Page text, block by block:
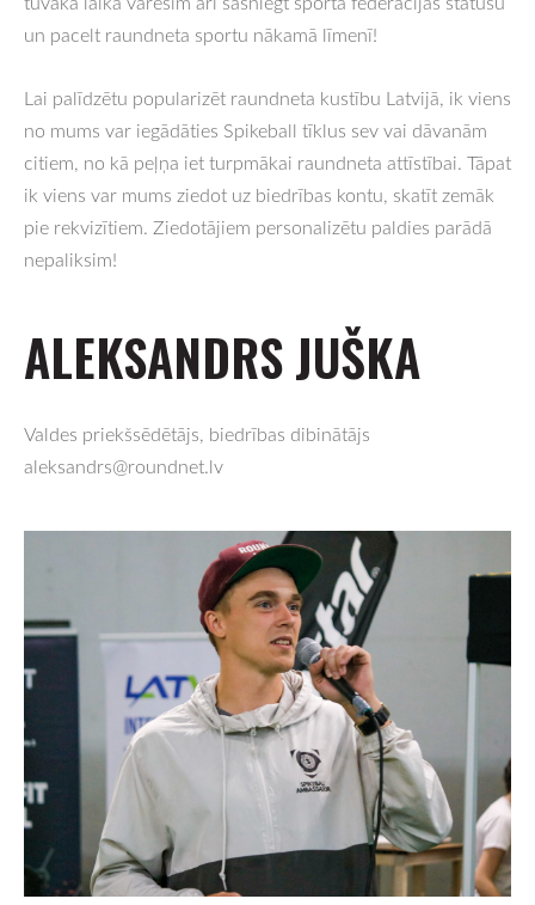
un pacelt raundneta sportu nākamā līmenī!
Lai palīdzētu popularizēt raundneta kustību Latvijā, ik viens
no mums var iegādāties Spikeball tīklus sev vai dāvanām
citiem, no kā peļņa iet turpmākai raundneta attīstībai. Tāpat
ik viens var mums ziedot uz biedrības kontu, skatīt zemāk
pie rekvizītiem. Ziedotājiem personalizētu paldies parādā
nepaliksim!
ALEKSANDRS JUŠKA
Valdes priekšsēdētājs, biedrības dibinātājs
aleksandrs@roundnet.lv